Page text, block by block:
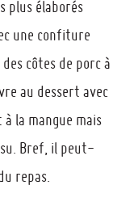
plus élaborés
une confiture
côtes de porc à
au dessert avec
la mangue mais
Bref, il peut-
repas.